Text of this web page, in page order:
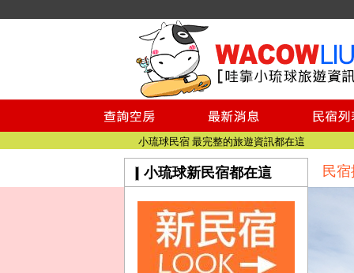
小琉球民宿空房
小琉球民宿
小琉球民宿推薦
【小琉球民宿特約】東港停車場!!看這邊
小琉球民宿 最完整的旅遊資訊都在這
【哇靠小琉球】新版官網熱情開站
【哇靠小琉球粉絲團】即時動態!!
小琉球民宿空房
小琉球民宿
小琉球民宿推薦
【小琉球民宿特約】東港停車場!!看這邊
小琉球新民宿都在這 民